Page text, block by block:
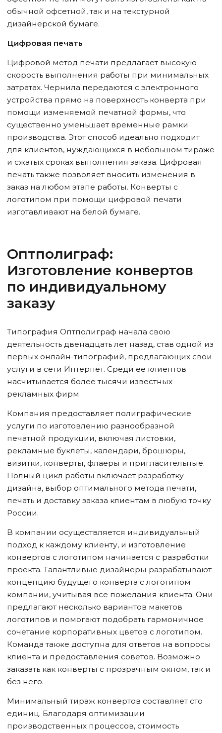
обычной офсетной, так и на текстурной
дизайнерской бумаге.
Цифровая печать
Цифровой метод печати предлагает высокую
скорость выполнения работы при минимальных
затратах. Чернила передаются с электронного
устройства прямо на поверхность конверта при
помощи изменяемой печатной формы, что
существенно уменьшает временные рамки
производства. Этот способ идеально подходит
для клиентов, нуждающихся в небольшом тираже
и сжатых сроках выполнения заказа. Цифровая
печать также позволяет вносить изменения в
заказ на любом этапе работы. Конверты с
логотипом при помощи цифровой печати
изготавливают на белой бумаге.
Оптполиграф:
Изготовление конвертов
по индивидуальному
заказу
Типография Оптполиграф начала свою
деятельность двенадцать лет назад, став одной из
первых онлайн-типографий, предлагающих свои
услуги в сети Интернет. Среди ее клиентов
насчитывается более тысячи известных
рекламных фирм.
Компания предоставляет полиграфические
услуги по изготовлению разнообразной
печатной продукции, включая листовки,
рекламные буклеты, календари, брошюры,
визитки, конверты, флаеры и пригласительные.
Полный цикл работы включает разработку
дизайна, выбор оптимального метода печати,
печать и доставку заказа клиентам в любую точку
России.
В компании осуществляется индивидуальный
подход к каждому клиенту, и изготовление
конвертов с логотипом начинается с разработки
проекта. Талантливые дизайнеры разрабатывают
концепцию будущего конверта с логотипом
компании, учитывая все пожелания клиента. Они
предлагают несколько вариантов макетов
логотипов и помогают подобрать гармоничное
сочетание корпоративных цветов с логотипом.
Команда также доступна для ответов на вопросы
клиента и предоставления советов. Возможно
заказать как конверты с прозрачным окном, так и
без него.
Минимальный тираж конвертов составляет сто
единиц. Благодаря оптимизации
производственных процессов, стоимость